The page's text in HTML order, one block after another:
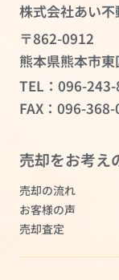
株式会社あい不
〒862-0912
熊本県熊本市
TEL： 096-
FAX：096-
売却をお考え
売却の流れ
お客様の声
売却査定